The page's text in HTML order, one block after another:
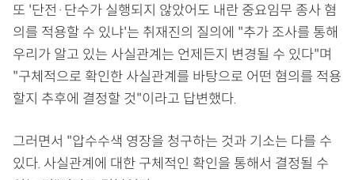
또 '단전·단수가 실행되지 않았어도 내란 중요임무 종사 혐
의를 적용할 수 있냐'는 취재진의 질의에 "추가 조사를 통해
우리가 알고 있는 사실관계는 언제든지 변경될 수 있다"며
"구체적으로 확인한 사실관계를 바탕으로 어떤 혐의를 적용
할지 추후에 결정할 것"이라고 답변했다.
그러면서 "압수수색 영장을 청구하는 것과 기소는 다를 수
있다. 사실관계에 대한 구체적인 확인을 통해서 결정될 수